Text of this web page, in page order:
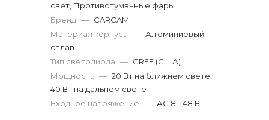
свет, Противотуманные фары
Бренд — CARCAM
Материал корпуса — Алюминиевый
сплав
Тип светодиода — CREE (США)
Мощность — 20 Вт на ближнем свете,
40 Вт на дальнем свете
Входное напряжение — АС 8 - 48 В